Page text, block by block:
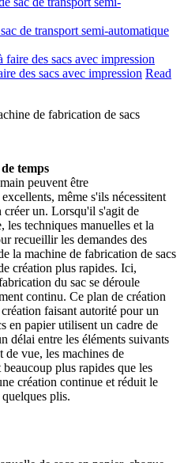
de transport semi-automatique
des sacs avec impression Read
de fabrication de sacs
temps
peuvent être
même s'ils nécessitent
créer un. Lorsqu'il s'agit de
les techniques manuelles et la
recueillir les demandes des
la machine de fabrication de sacs
création plus rapides. Ici,
du sac se déroule
continu. Ce plan de création
faisant autorité pour un
en papier utilisent un cadre de
délai entre les éléments suivants
vue, les machines de
plus rapides que les
création continue et réduit le
plis.